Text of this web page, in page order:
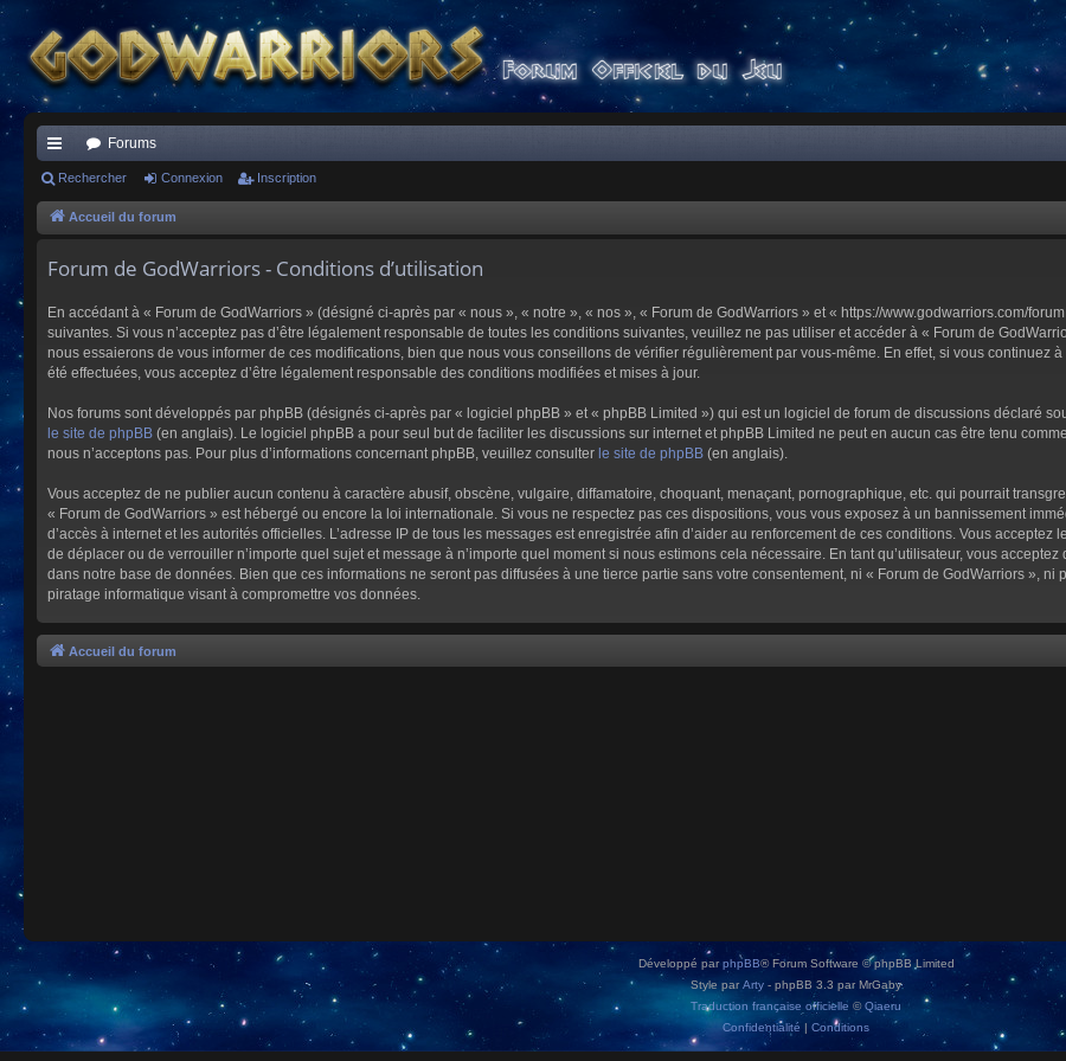
ac
co
s
Forums
Rechercher Connexion Inscription
Accueil du forum
Forum de GodWarriors - Conditions d’utilisation
En accédant à « Forum de GodWarriors » (désigné ci-après par « nous », « notre », « nos », « Forum de GodWarriors » et « https://www.godwarriors.com/
suivantes. Si vous n’acceptez pas d’être légalement responsable de toutes les conditions suivantes, veuillez ne pas utiliser et accéder à « Forum de
nous essaierons de vous informer de ces modifications, bien que nous vous conseillons de vérifier régulièrement par vous-même. En effet, si vous continuez
été effectuées, vous acceptez d’être légalement responsable des conditions modifiées et mises à jour.
Nos forums sont développés par phpBB (désignés ci-après par « logiciel phpBB » et « phpBB Limited ») qui est un logiciel de forum de discussions déclaré
le site de phpBB (en anglais). Le logiciel phpBB a pour seul but de faciliter les discussions sur internet et phpBB Limited ne peut en aucun cas être tenu
nous n’acceptons pas. Pour plus d’informations concernant phpBB, veuillez consulter le site de phpBB (en anglais).
Vous acceptez de ne publier aucun contenu à caractère abusif, obscène, vulgaire, diffamatoire, choquant, menaçant, pornographique, etc. qui pourrait
« Forum de GodWarriors » est hébergé ou encore la loi internationale. Si vous ne respectez pas ces dispositions, vous vous exposez à un bannissement
d’accès à internet et les autorités officielles. L’adresse IP de tous les messages est enregistrée afin d’aider au renforcement de ces conditions. Vous
de déplacer ou de verrouiller n’importe quel sujet et message à n’importe quel moment si nous estimons cela nécessaire. En tant qu’utilisateur, vous
dans notre base de données. Bien que ces informations ne seront pas diffusées à une tierce partie sans votre consentement, ni « Forum de GodWarriors »,
piratage informatique visant à compromettre vos données.
Accueil du forum
Développé parphpBB® Forum Software © phpBB Limited
Style par Arty - phpBB 3.3 par MrGaby
Traduction française officielle ©Qiaeru
Confidentialité | Conditions